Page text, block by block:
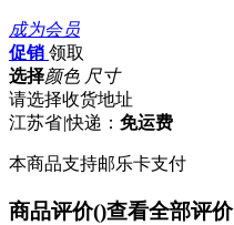
成为会员
促销 领取
选择颜色 尺寸
请选择收货地址
江苏省|快递： 免运费
本商品支持邮乐卡支付
商品评价()查看全部评价